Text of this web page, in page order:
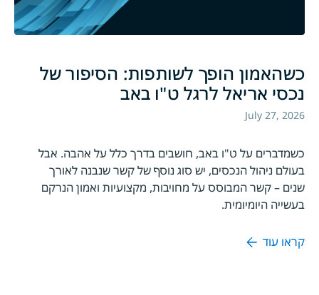
כשהאמון הופך לשותפות: הסיפור של
נכסי אריאל לרגל ט"ו באב
July 27, 2026
כשמדברים על ט"ו באב, חושבים בדרך כלל על אהבה. אבל
בעולם ניהול הנכסים, יש סוג נוסף של קשר שנבנה לאורך
שנים – קשר המבוסס על מחויבות, מקצועיות ואמון הנרקם
בעשייה היומיומית.
קראו עוד